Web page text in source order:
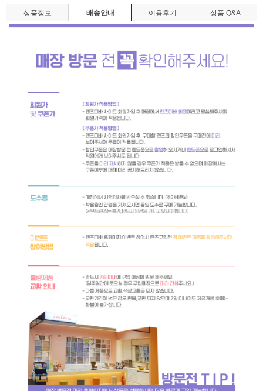
상품정보 배송안내 이용후기 상품 Q&A